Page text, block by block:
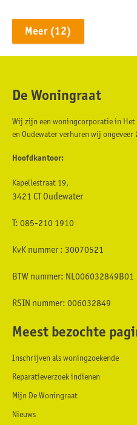
Meer (12)
Contactinformatie
De Woningraat
Wij zijn een woningcorporatie in Het
en Oudewater verhuren wij ongeveer
Hoofdkantoor:
Kapellestraat 19,
3421 CT Oudewater
T: 085-210 1910
KvK nummer : 30070521
BTW nummer: NL006032849B01
RSIN nummer: 006032849
Meest bezochte
Inschrijven als woningzoekende
Reparatieverzoek indienen
Mijn De Woningraat
Nieuws